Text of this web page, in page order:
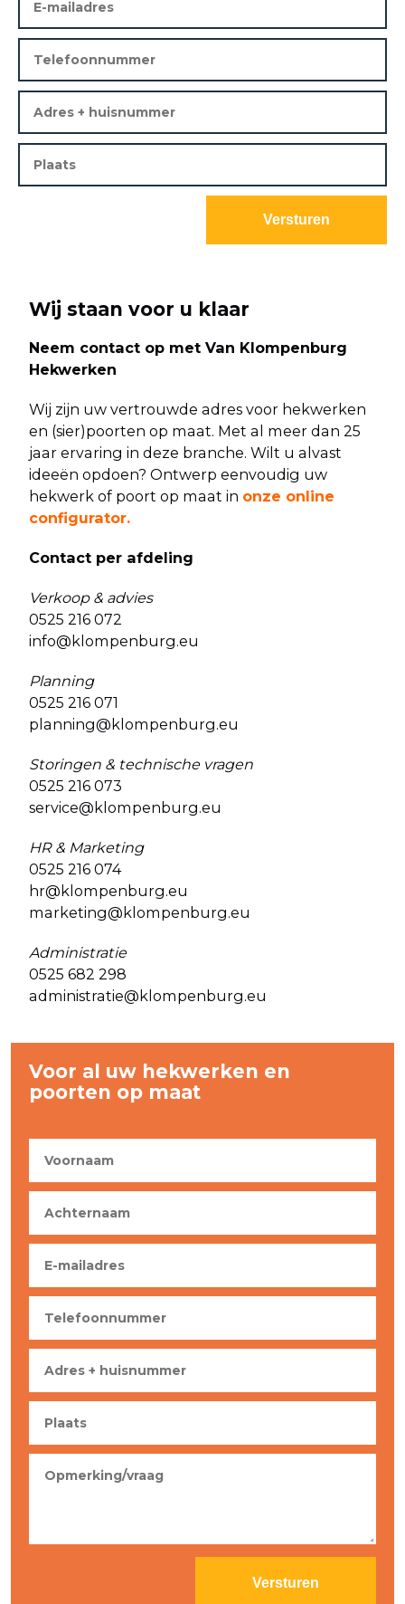
Wij staan voor u klaar
Neem contact op met Van Klompenburg
Hekwerken
Wij zijn uw vertrouwde adres voor hekwerken
en (sier)poorten op maat. Met al meer dan 25
jaar ervaring in deze branche. Wilt u alvast
ideeën opdoen? Ontwerp eenvoudig uw
hekwerk of poort op maat in onze online
configurator.
Contact per afdeling
Verkoop & advies
0525 216 072
info@klompenburg.eu
Planning
0525 216 071
planning@klompenburg.eu
Storingen & technische vragen
0525 216 073
service@klompenburg.eu
HR & Marketing
0525 216 074
hr@klompenburg.eu
marketing@klompenburg.eu
Administratie
0525 682 298
administratie@klompenburg.eu
Voor al uw hekwerken en
poorten op maat